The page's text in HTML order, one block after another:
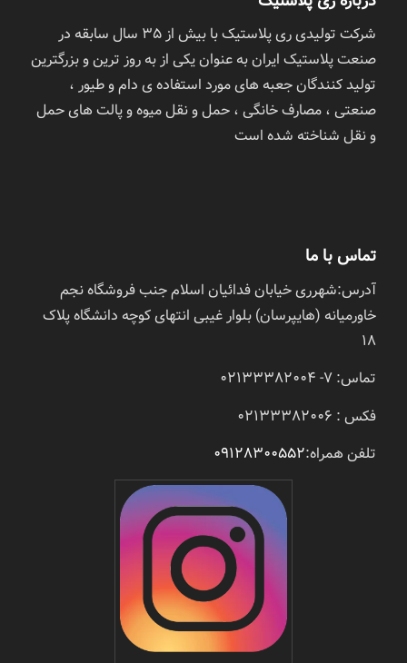
شرکت تولیدی ری پلاستیک با بیش از ٣۵ سال سابقه در
صنعت پلاستیک ایران به عنوان یکی از به روز ترین و بزرگترین
تولید کنندگان جعبه های مورد استفاده ی دام و طیور ،
صنعتی ، مصارف خانگی ، حمل و نقل میوه و پالت های حمل
و نقل شناخته شده است
تماس با ما
آدرس:شهرری خیابان فدائیان اسلام جنب فروشگاه نجم
خاورمیانه (هایپرسان) بلوار غیبی انتهای کوچه دانشگاه پلاک
18
تماس: 7- 02133382004
فکس : 02133382006
تلفن همراه:09128300552